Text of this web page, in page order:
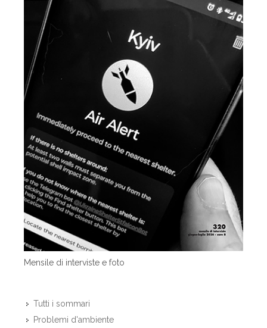
Mensile di interviste e foto
Tutti i sommari
Problemi d'ambiente